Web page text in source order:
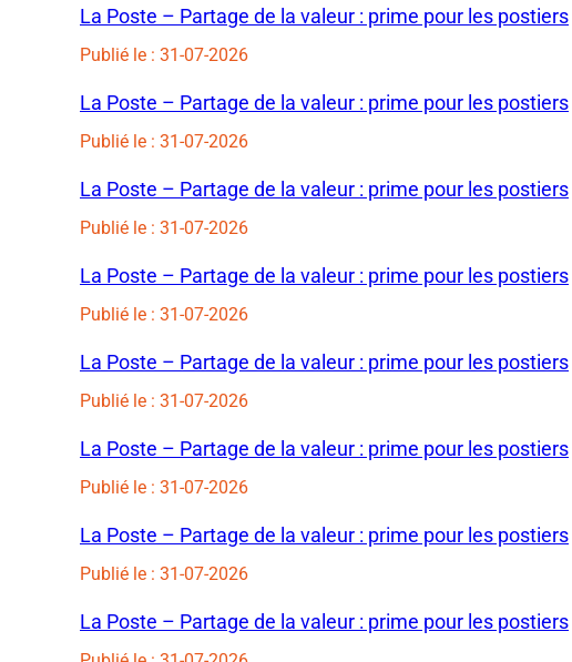
La Poste – Partage de la valeur : prime pour les postiers
Publié le : 31-07-2026
La Poste – Partage de la valeur : prime pour les postiers
Publié le : 31-07-2026
La Poste – Partage de la valeur : prime pour les postiers
Publié le : 31-07-2026
La Poste – Partage de la valeur : prime pour les postiers
Publié le : 31-07-2026
La Poste – Partage de la valeur : prime pour les postiers
Publié le : 31-07-2026
La Poste – Partage de la valeur : prime pour les postiers
Publié le : 31-07-2026
La Poste – Partage de la valeur : prime pour les postiers
Publié le : 31-07-2026
La Poste – Partage de la valeur : prime pour les postiers